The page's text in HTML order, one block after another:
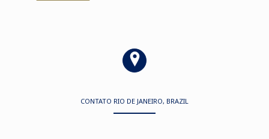
CONTATO RIO DE JANEIRO, BRAZIL